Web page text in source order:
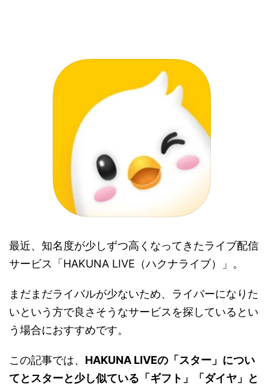
最近、知名度が少しずつ高くなってきたライブ配信
サービス「HAKUNA LIVE（ハクナライブ）」。
まだまだライバルが少ないため、ライバーになりた
いという方で良さそうなサービスを探しているとい
う場合におすすめです。
この記事では、 HAKUNA LIVEの「スター」につい
てとスターと少し似ている「ギフト」「ダイヤ」と